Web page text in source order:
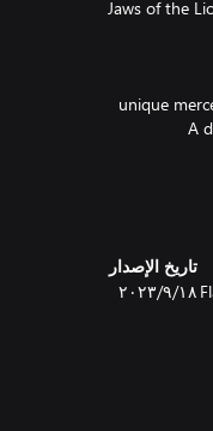
Jaws of the
Jaws of the
missions as well as
تاريخ الإصدار
١٨‏/٩‏/٢٠٢٣